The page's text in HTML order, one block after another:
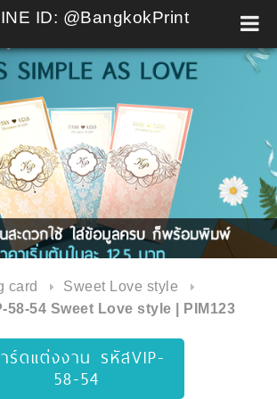
ID: @BangkokPrint
card
Sweet Love style
58-54 Sweet Love style | PIM123
ร์ดแต่งงาน รหัสVIP-
58-54